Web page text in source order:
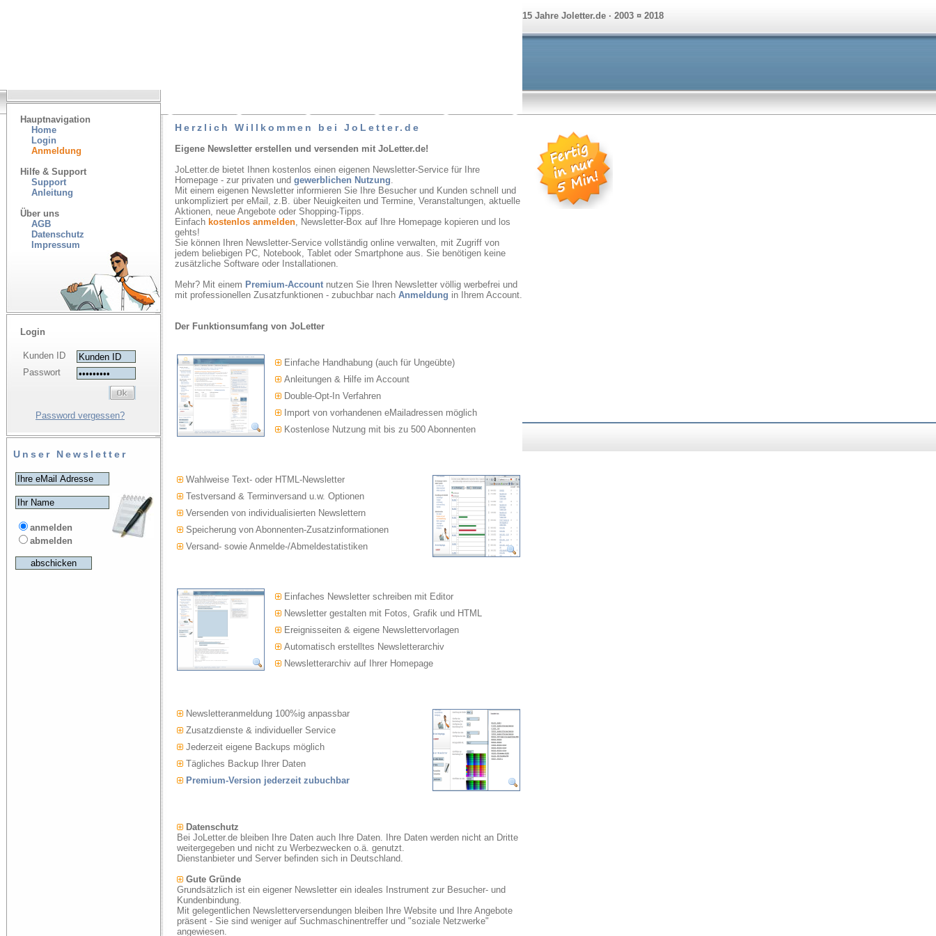
15 Jahre Joletter.de · 2003 ¤ 2018
Hauptnavigation
Home
Login
Anmeldung
Hilfe & Support
Support
Anleitung
Über uns
AGB
Datenschutz
Impressum
Login
Kunden ID
Passwort
Password vergessen?
Unser Newsletter
anmelden
abmelden
Herzlich Willkommen bei JoLetter.de
Eigene Newsletter erstellen und versenden mit JoLetter.de!
JoLetter.de bietet Ihnen kostenlos einen eigenen Newsletter-Service für Ihre
Homepage - zur privaten und gewerblichen Nutzung.
Mit einem eigenen Newsletter informieren Sie Ihre Besucher und Kunden schnell und
unkompliziert per eMail, z.B. über Neuigkeiten und Termine, Veranstaltungen, aktuelle
Aktionen, neue Angebote oder Shopping-Tipps.
Einfach kostenlos anmelden, Newsletter-Box auf Ihre Homepage kopieren und los
gehts!
Sie können Ihren Newsletter-Service vollständig online verwalten, mit Zugriff von
jedem beliebigen PC, Notebook, Tablet oder Smartphone aus. Sie benötigen keine
zusätzliche Software oder Installationen.
Mehr? Mit einem Premium-Account nutzen Sie Ihren Newsletter völlig werbefrei und
mit professionellen Zusatzfunktionen - zubuchbar nach Anmeldung in Ihrem Account.
Der Funktionsumfang von JoLetter
Einfache Handhabung (auch für Ungeübte)
Anleitungen & Hilfe im Account
Double-Opt-In Verfahren
Import von vorhandenen eMailadressen möglich
Kostenlose Nutzung mit bis zu 500 Abonnenten
Wahlweise Text- oder HTML-Newsletter
Testversand & Terminversand u.w. Optionen
Versenden von individualisierten Newslettern
Speicherung von Abonnenten-Zusatzinformationen
Versand- sowie Anmelde-/Abmeldestatistiken
Einfaches Newsletter schreiben mit Editor
Newsletter gestalten mit Fotos, Grafik und HTML
Ereignisseiten & eigene Newslettervorlagen
Automatisch erstelltes Newsletterarchiv
Newsletterarchiv auf Ihrer Homepage
Newsletteranmeldung 100%ig anpassbar
Zusatzdienste & individueller Service
Jederzeit eigene Backups möglich
Tägliches Backup Ihrer Daten
Premium-Version jederzeit zubuchbar
Datenschutz
Bei JoLetter.de bleiben Ihre Daten auch Ihre Daten. Ihre Daten werden nicht an Dritte
weitergegeben und nicht zu Werbezwecken o.ä. genutzt.
Dienstanbieter und Server befinden sich in Deutschland.
Gute Gründe
Grundsätzlich ist ein eigener Newsletter ein ideales Instrument zur Besucher- und
Kundenbindung.
Mit gelegentlichen Newsletterversendungen bleiben Ihre Website und Ihre Angebote
präsent - Sie sind weniger auf Suchmaschinentreffer und "soziale Netzwerke"
angewiesen.